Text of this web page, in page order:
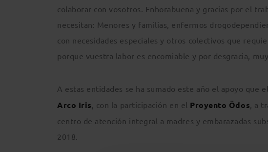
colaborar con vosotros. Enhorabuena y gracias por el
necesitan: Menores y familias, enfermos
con necesidades especiales y otros colectivos que
porque vuestra labor es encomiable y por desgracia,
A estas entidades se ha sumado este año el apoyo que
Arco Iris, con la participación en el Proyento Ödos, a
centro de atención integral a madres y embarazadas
2018.